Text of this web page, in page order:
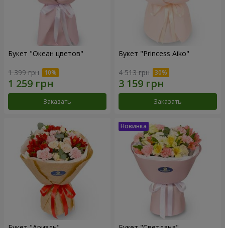
Букет "Океан цветов"
1 399 грн
Заказать
Букет "Princess Aiko"
4 513 грн
Заказать